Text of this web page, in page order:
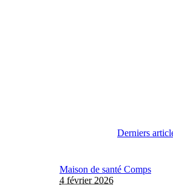
Derniers
Maison de santé Comps
4 février 2026